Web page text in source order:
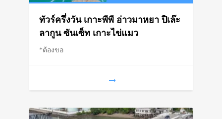
ทัวร์ครึ่งวัน เกาะพีพี อ่าวมาหยา ปิเล๊ะ
ลากูน ซันเซ็ท เกาะไข่แมว
*ต้องขอ